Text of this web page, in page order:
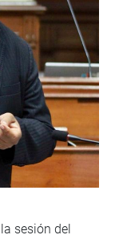
sesión del